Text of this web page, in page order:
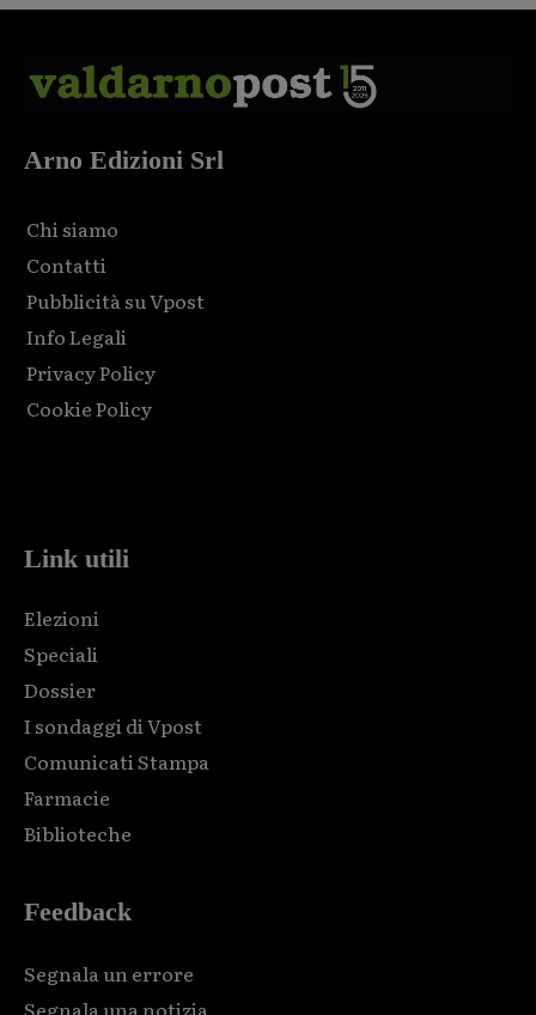
Arno Edizioni Srl
Chi siamo
Contatti
Pubblicità su Vpost
Info Legali
Privacy Policy
Cookie Policy
Link utili
Elezioni
Speciali
Dossier
I sondaggi di Vpost
Comunicati Stampa
Farmacie
Biblioteche
Feedback
Segnala un errore
Segnala una notizia